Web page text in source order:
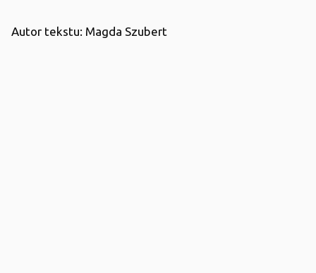
Autor tekstu: Magda Szubert